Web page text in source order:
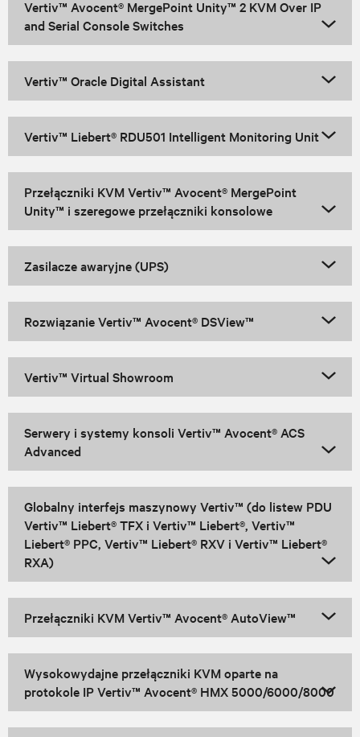
Vertiv™ Avocent® MergePoint Unity™ 2 KVM Over IP
and Serial Console Switches
Vertiv™ Oracle Digital Assistant
Vertiv™ Liebert® RDU501 Intelligent Monitoring Unit
Przełączniki KVM Vertiv™ Avocent® MergePoint
Unity™ i szeregowe przełączniki konsolowe
Zasilacze awaryjne (UPS)
Rozwiązanie Vertiv™ Avocent® DSView™
Vertiv™ Virtual Showroom
Serwery i systemy konsoli Vertiv™ Avocent® ACS
Advanced
Globalny interfejs maszynowy Vertiv™ (do listew PDU
Vertiv™ Liebert® TFX i Vertiv™ Liebert®, Vertiv™
Liebert® PPC, Vertiv™ Liebert® RXV i Vertiv™ Liebert®
RXA)
Przełączniki KVM Vertiv™ Avocent® AutoView™
Wysokowydajne przełączniki KVM oparte na
protokole IP Vertiv™ Avocent® HMX 5000/6000/8000